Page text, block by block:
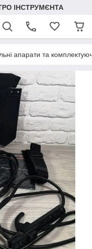
ІНСТРУМЄНТА
апарати та